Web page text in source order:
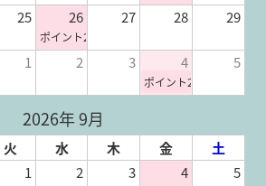
25 26 27 28 29
ポイント2倍
1 2 3 4 5
ポイント2倍
2026年 9月
火 水 木 金
土
1 2 3 4 5